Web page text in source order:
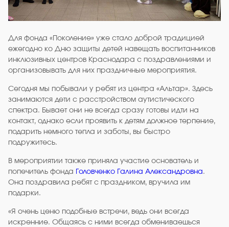
Для фонда «Поколение» уже стало доброй традицией
ежегодно ко Дню защиты детей навещать воспитанников
инклюзивных центров Краснодара с поздравлениями и
организовывать для них праздничные мероприятия.
Сегодня мы побывали у ребят из центра «Альтар». Здесь
занимаются дети с расстройством аутистического
спектра. Бывает они не всегда сразу готовы идти на
контакт, однако если проявить к детям должное терпение,
подарить немного тепла и заботы, вы быстро
подружитесь.
В мероприятии также приняла участие основатель и
попечитель фонда
Головченко Галина Александровна.
Она поздравила ребят с праздником, вручила им
подарки.
«Я очень ценю подобные встречи, ведь они всегда
искренние. Общаясь с ними всегда обмениваешься